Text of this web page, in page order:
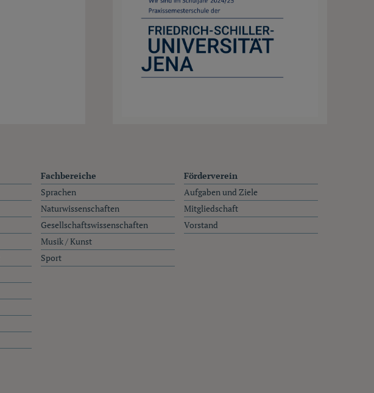
Fachbereiche
Sprachen
Naturwissenschaften
Gesellschaftswissenschaften
Musik / Kunst
Sport
Förderverein
Aufgaben und Ziele
Mitgliedschaft
Vorstand